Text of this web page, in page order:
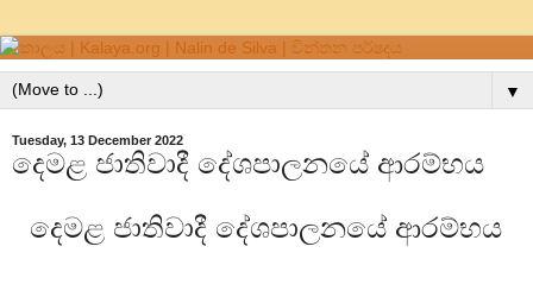
▼
Tuesday, 13 December 2022
දෙමළ ජාතිවාදී දේශපාලනයේ ආරම්භය
දෙමළ ජාතිවාදී දේශපාලනයේ ආරම්භය